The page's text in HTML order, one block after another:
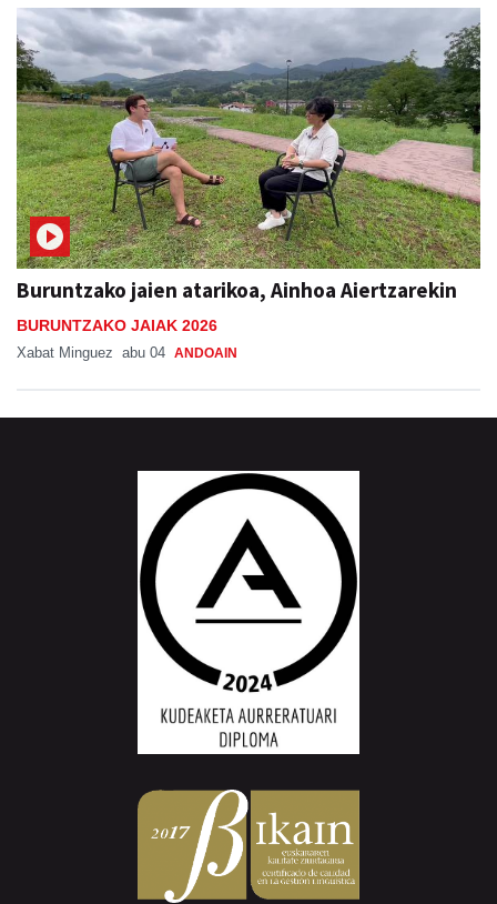
Buruntzako jaien atarikoa, Ainhoa Aiertzarekin
BURUNTZAKO JAIAK 2026
Xabat Minguez abu 04 ANDOAIN